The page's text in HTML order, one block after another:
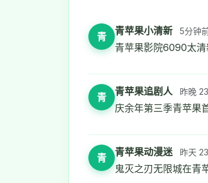
青 青苹果小清新 5分钟
青苹果影院6090太清
青 青苹果追剧人 昨晚
庆余年第三季青苹果
青 青苹果动漫迷 昨天
鬼灭之刃无限城在青